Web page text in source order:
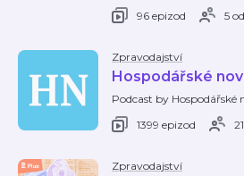
96 epizod
5
Zpravodajství
Hospodářské
Podcast by Hospodářské
1399 epizod
Zpravodajství